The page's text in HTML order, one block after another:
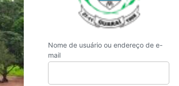
Nome de usuário ou endereço de e-
mail